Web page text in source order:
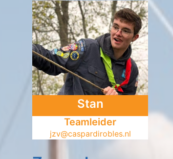
Stan
Teamleider
jzv@caspardirobles.nl